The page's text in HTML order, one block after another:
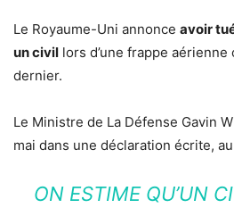
Le Royaume-Uni annonce avoir
un civil lors d’une frappe
dernier.
Le Ministre de La Défense Gavin
mai dans une déclaration écrite,
ON ESTIME QU’UN